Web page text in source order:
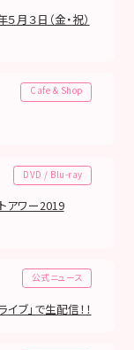
月３日（金・祝）
Cafe & Shop
DVD / Blu-ray
アワー2019
公式ニュース
ブ」で生配信！！